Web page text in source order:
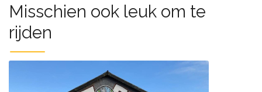
Misschien ook leuk om te
rijden